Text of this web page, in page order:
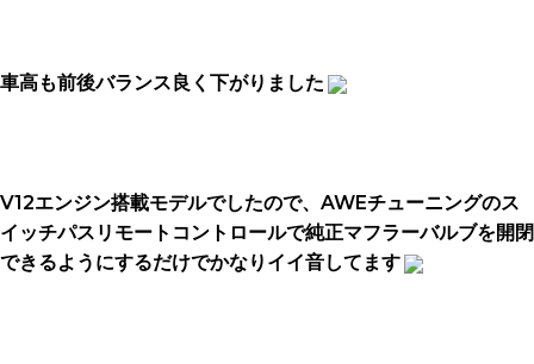
車高も前後バランス良く下がりました
V12エンジン搭載モデルでしたので、AWEチューニングのス
イッチパスリモートコントロールで純正マフラーバルブを開閉
できるようにするだけでかなりイイ音してます